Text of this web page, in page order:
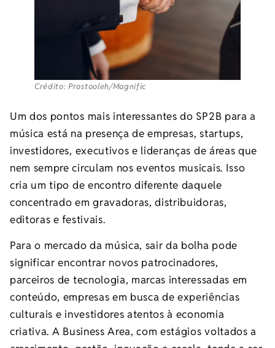
Crédito: Prostooleh/Magnific
Um dos pontos mais interessantes do SP2B para a
música está na presença de empresas, startups,
investidores, executivos e lideranças de áreas que
nem sempre circulam nos eventos musicais. Isso
cria um tipo de encontro diferente daquele
concentrado em gravadoras, distribuidoras,
editoras e festivais.
Para o mercado da música, sair da bolha pode
significar encontrar novos patrocinadores,
parceiros de tecnologia, marcas interessadas em
conteúdo, empresas em busca de experiências
culturais e investidores atentos à economia
criativa. A Business Area, com estágios voltados a